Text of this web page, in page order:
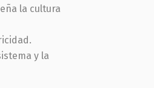
la cultura
y la